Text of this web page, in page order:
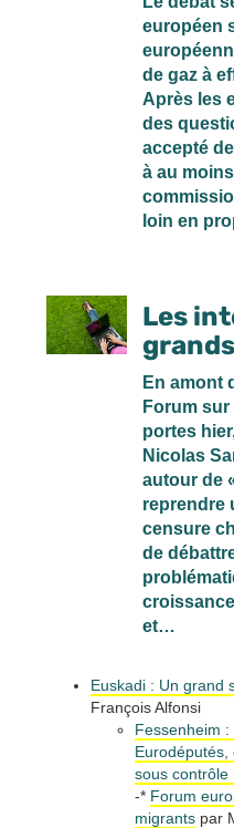
européen
de gaz à
Après les
des
accepté
à au
loin en
Les
En amont
Forum sur
portes
Nicolas
autour de
reprendre
censure
de
et…
Euskadi : Un grand
François Alfonsi
Fessenheim
Eurodéputés,
sous contrôle
-* Forum
migrants par